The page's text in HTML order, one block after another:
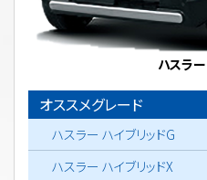
ハスラー
オススメグレード
ハスラー ハイブリッドG
ハスラー ハイブリッドX